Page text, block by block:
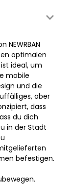
optimalen
ideal, um
mobile
und die
aber
dass
du dich
in der Stadt
befestigen.